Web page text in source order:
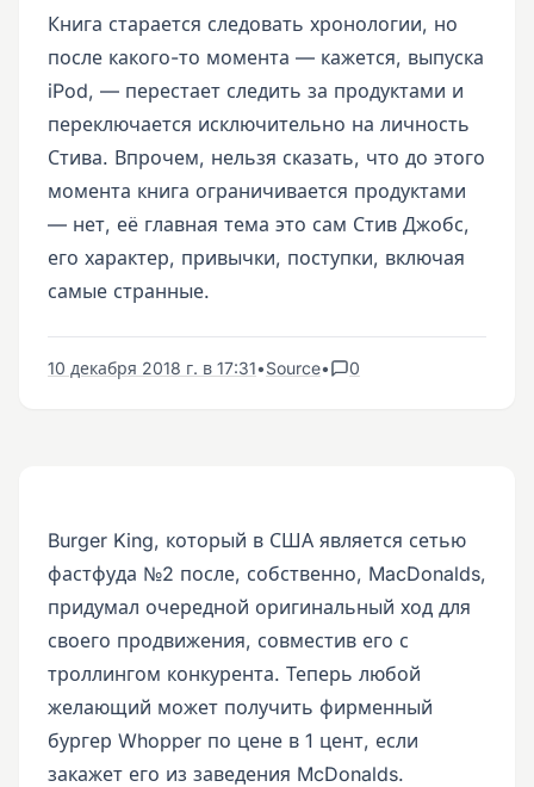
Книга старается следовать хронологии, но
после какого-то момента — кажется, выпуска
iPod, — перестает следить за продуктами и
переключается исключительно на личность
Стива. Впрочем, нельзя сказать, что до этого
момента книга ограничивается продуктами
— нет, её главная тема это сам Стив Джобс,
его характер, привычки, поступки, включая
самые странные.
10 декабря 2018 г. в 17:31•Source• 0
Burger King, который в США является сетью
фастфуда №2 после, собственно, MacDonalds,
придумал очередной оригинальный ход для
своего продвижения, совместив его с
троллингом конкурента. Теперь любой
желающий может получить фирменный
бургер Whopper по цене в 1 цент, если
закажет его из заведения McDonalds.